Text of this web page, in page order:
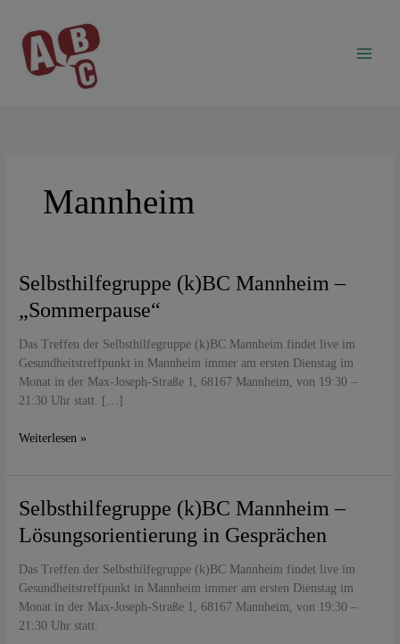
springen
Mannheim
Selbsthilfegruppe (k)BC Mannheim –
„Sommerpause“
Das Treffen der Selbsthilfegruppe (k)BC Mannheim findet live im
Gesundheitstreffpunkt in Mannheim immer am ersten Dienstag im
Monat in der Max-Joseph-Straße 1, 68167 Mannheim, von 19:30 –
21:30 Uhr statt. […]
Selbsthilfegruppe
Mannheim
„Sommerpause“
Weiterlesen »
Selbsthilfegruppe (k)BC Mannheim –
Lösungsorientierung in Gesprächen
Das Treffen der Selbsthilfegruppe (k)BC Mannheim findet live im
Gesundheitstreffpunkt in Mannheim immer am ersten Dienstag im
Monat in der Max-Joseph-Straße 1, 68167 Mannheim, von 19:30 –
21:30 Uhr statt.
Selbsthilfegruppe
Mannheim